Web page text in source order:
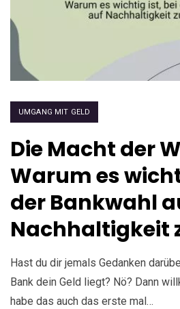
UMGANG MIT GELD
Die Macht der
Warum es
der Bankwahl
Nachhaltigkeit
Hast du dir jemals Gedanken
Bank dein Geld liegt? Nö? Dann
habe das auch das erste mal…